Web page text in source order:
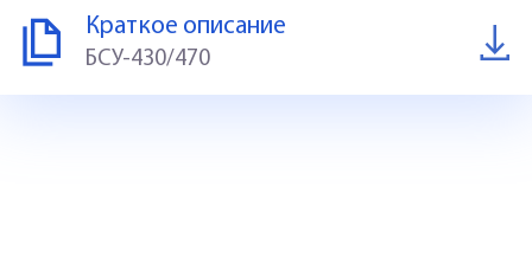
Краткое описание
БСУ-430/470